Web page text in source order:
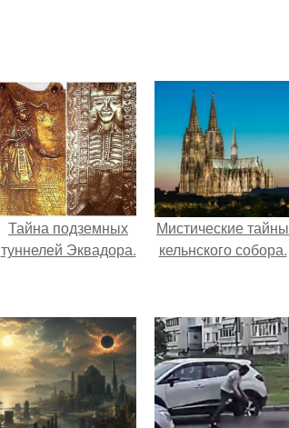
Тайна подземных
туннелей Эквадора.
Мистические тайны
кельнского собора.